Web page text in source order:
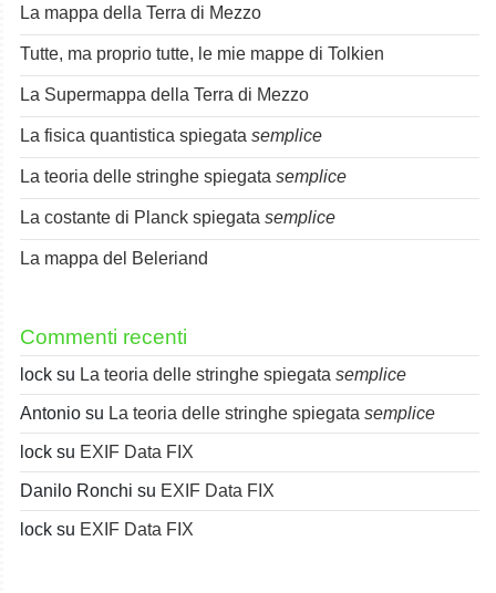
La mappa della Terra di Mezzo
Tutte, ma proprio tutte, le mie mappe di Tolkien
La Supermappa della Terra di Mezzo
La fisica quantistica spiegata semplice
La teoria delle stringhe spiegata semplice
La costante di Planck spiegata semplice
La mappa del Beleriand
Commenti recenti
lock su La teoria delle stringhe spiegata semplice
Antonio su La teoria delle stringhe spiegata semplice
lock su EXIF Data FIX
Danilo Ronchi su EXIF Data FIX
lock su EXIF Data FIX